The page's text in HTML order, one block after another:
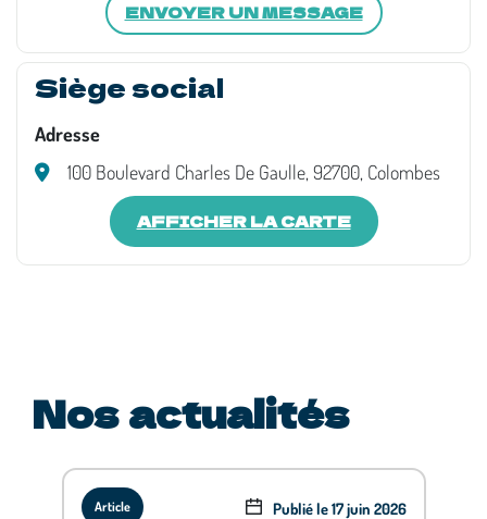
ENVOYER UN MESSAGE
Siège social
Adresse
100 Boulevard Charles De Gaulle, 92700, Colombes
AFFICHER LA CARTE
Nos actualités
Article Publié le 17 juin 2026